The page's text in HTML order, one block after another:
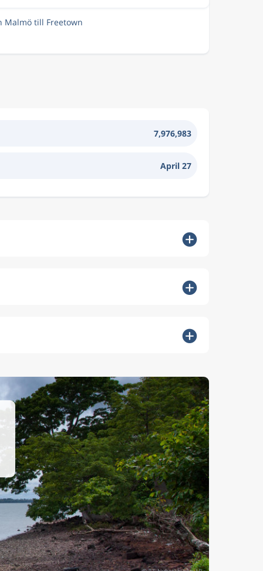
Malmö till Freetown
7,976,983
April 27